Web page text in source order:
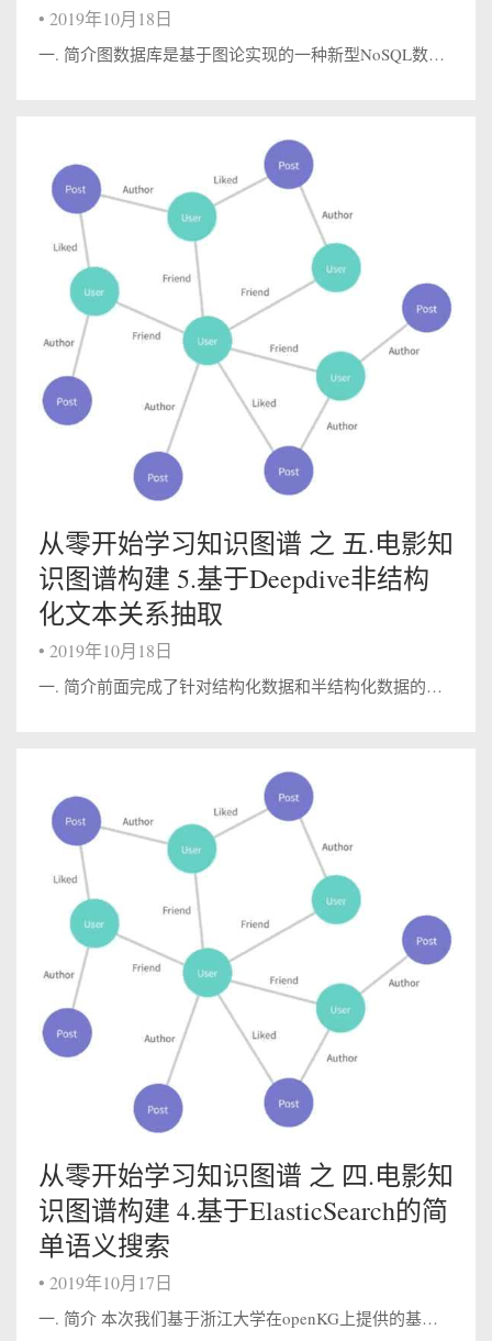
• 2019年10月18日
一. 简介图数据库是基于图论实现的一种新型NoSQL数据库。它的数据数据存储结构和数据的查询方式都是以图论为基础的。图论中图的节本元素为节点和边，对应于图数据库中的节点和关系。 Neo4j 是由 Java 实现的开源 NoSQL 图数...
从零开始学习知识图谱 之 五.电影知
识图谱构建 5.基于Deepdive非结构
化文本关系抽取
• 2019年10月18日
一. 简介前面完成了针对结构化数据和半结构化数据的知识抽取工作，本节我们进行基于Deepdive框架的非结构化文本关系抽取。所采用的文本来自于百度百科的人物介绍。本次实战基于OpenKG上的支持中文的deepdive：斯坦福大学的开源...
从零开始学习知识图谱 之 四.电影知
识图谱构建 4.基于ElasticSearch的简
单语义搜索
• 2019年10月17日
一. 简介 本次我们基于浙江大学在openKG上提供的基于elasticsearch的KBQA实现及示例，我们将其精简并将应用到自己的知识图谱上。 ElasticSearch是一个基于Lucene的搜索服务器。它提供了一个分布式多用...